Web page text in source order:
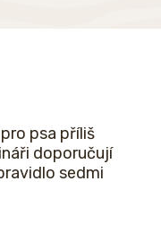
psa příliš
doporučují
sedmi